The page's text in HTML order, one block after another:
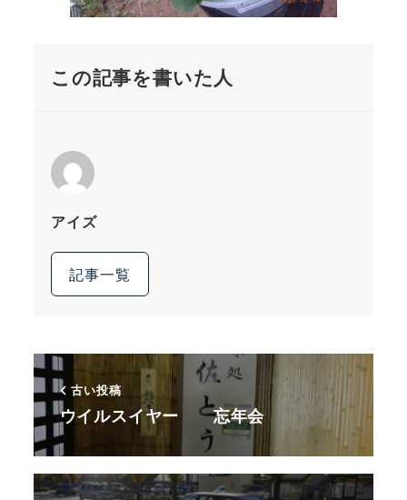
この記事を書いた人
アイズ
記事一覧
古い投稿
ウイルスイヤー 忘年会